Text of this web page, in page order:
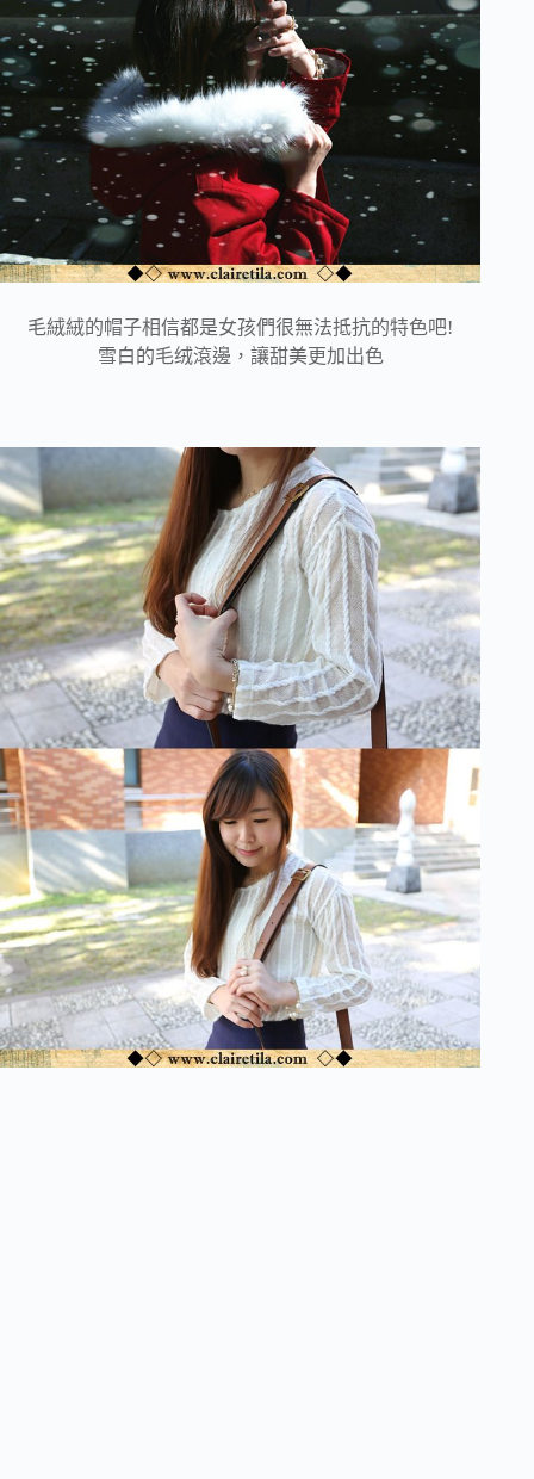
毛絨絨的帽子相信都是女孩們很無法抵抗的特色吧!
雪白的毛绒滾邊，讓甜美更加出色